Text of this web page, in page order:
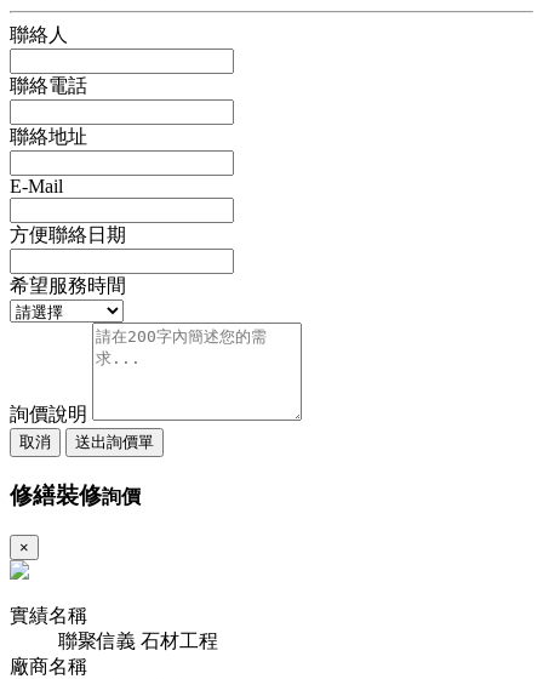
聯絡人
聯絡電話
聯絡地址
E-Mail
方便聯絡日期
希望服務時間
詢價說明
取消 送出詢價單
修繕裝修詢價
×
實績名稱
聯聚信義 石材工程
廠商名稱